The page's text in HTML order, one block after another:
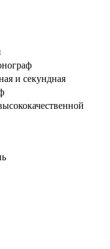
и секундная